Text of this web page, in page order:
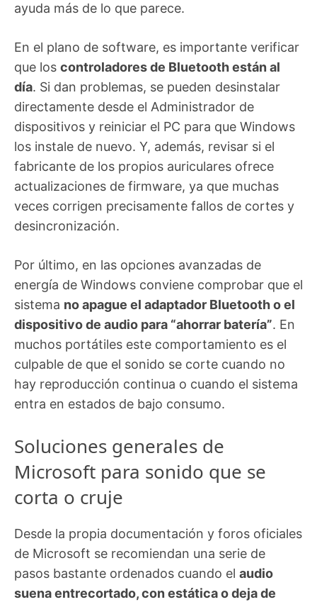
ayuda más de lo que parece.
En el plano de software, es importante verificar
que los controladores de Bluetooth están al
día. Si dan problemas, se pueden desinstalar
directamente desde el Administrador de
dispositivos y reiniciar el PC para que Windows
los instale de nuevo. Y, además, revisar si el
fabricante de los propios auriculares ofrece
actualizaciones de firmware, ya que muchas
veces corrigen precisamente fallos de cortes y
desincronización.
Por último, en las opciones avanzadas de
energía de Windows conviene comprobar que el
sistema no apague el adaptador Bluetooth o el
dispositivo de audio para “ahorrar batería”. En
muchos portátiles este comportamiento es el
culpable de que el sonido se corte cuando no
hay reproducción continua o cuando el sistema
entra en estados de bajo consumo.
Soluciones generales de
Microsoft para sonido que se
corta o cruje
Desde la propia documentación y foros oficiales
de Microsoft se recomiendan una serie de
pasos bastante ordenados cuando el audio
suena entrecortado, con estática o deja de